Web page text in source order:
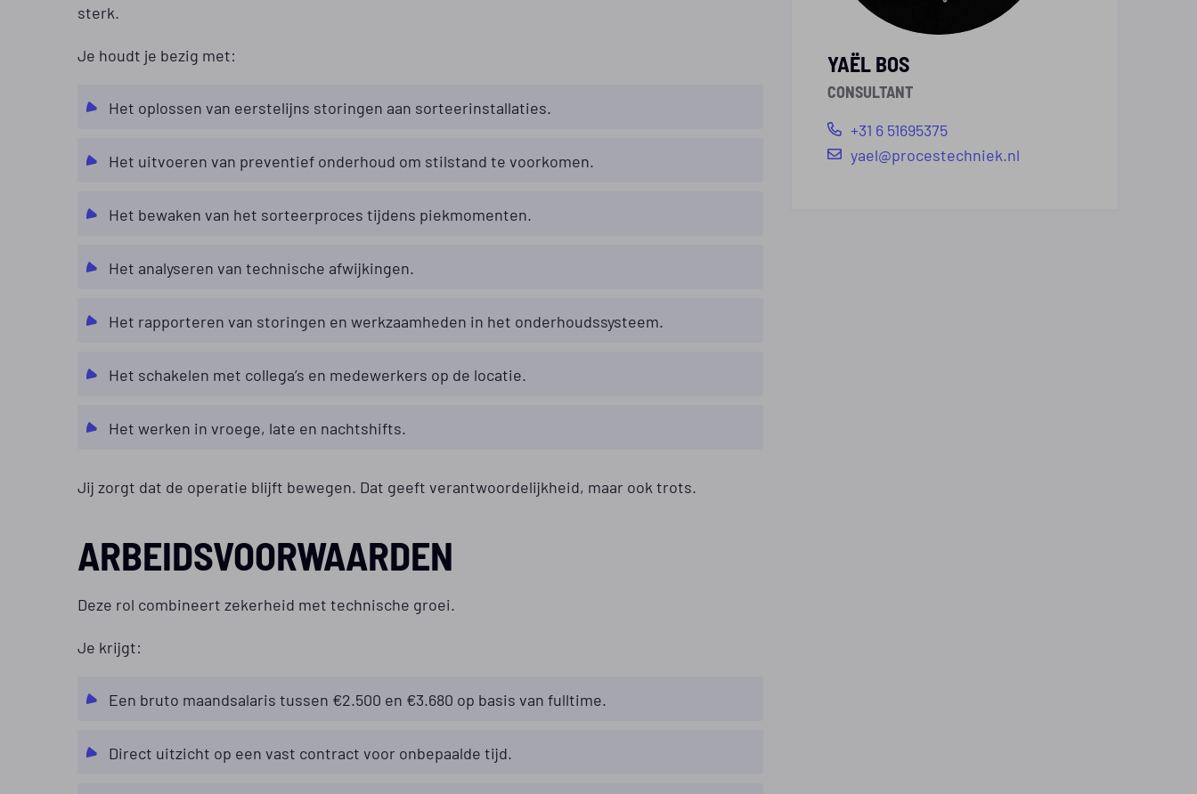
sterk.
Je houdt je bezig met:
Het oplossen van eerstelijns storingen aan sorteerinstallaties.
Het uitvoeren van preventief onderhoud om stilstand te voorkomen.
Het bewaken van het sorteerproces tijdens piekmomenten.
Het analyseren van technische afwijkingen.
Het rapporteren van storingen en werkzaamheden in het onderhoudssysteem.
Het schakelen met collega’s en medewerkers op de locatie.
Het werken in vroege, late en nachtshifts.
Jij zorgt dat de operatie blijft bewegen. Dat geeft verantwoordelijkheid, maar ook trots.
ARBEIDSVOORWAARDEN
Deze rol combineert zekerheid met technische groei.
Je krijgt:
Een bruto maandsalaris tussen €2.500 en €3.680 op basis van fulltime.
Direct uitzicht op een vast contract voor onbepaalde tijd.
YAËL BOS
CONSULTANT
+31 6 51695375
yael@procestechniek.nl